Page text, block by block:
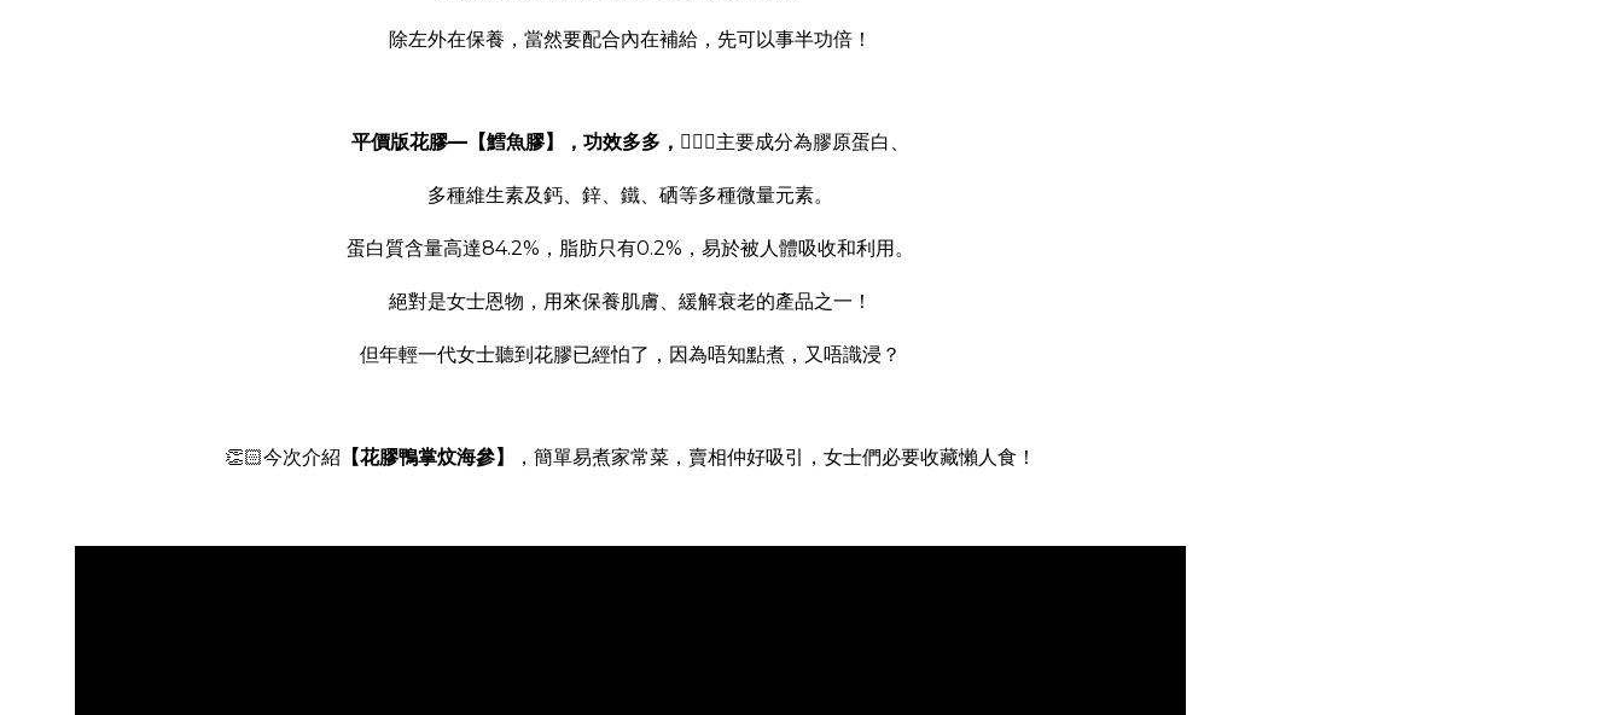
除左外在保養，當然要配合內在補給，先可以事半功倍！
平價版花膠—【鱈魚膠】，功效多多， 💁🏻主要成分為膠原蛋白、
多種維生素及鈣、鋅、鐵、硒等多種微量元素。
蛋白質含量高達84.2%，脂肪只有0.2%，易於被人體吸收和利用。
絕對是女士恩物，用來保養肌膚、緩解衰老的產品之一！
但年輕一代女士聽到花膠已經怕了，因為唔知點煮，又唔識浸？
👏🏻今次介紹 【花膠鴨掌炆海參】 ，簡單易煮家常菜，賣相仲好吸引，女士們必要收藏懶人食！